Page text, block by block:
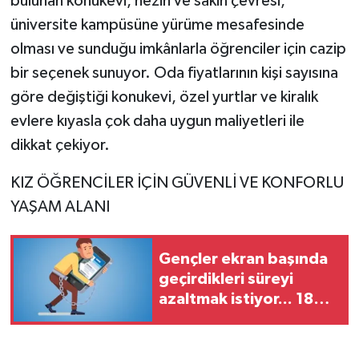
üniversite kampüsüne yürüme mesafesinde
olması ve sunduğu imkânlarla öğrenciler için cazip
bir seçenek sunuyor. Oda fiyatlarının kişi sayısına
göre değiştiği konukevi, özel yurtlar ve kiralık
evlere kıyasla çok daha uygun maliyetleri ile
dikkat çekiyor.
KIZ ÖĞRENCİLER İÇİN GÜVENLİ VE KONFORLU
YAŞAM ALANI
Gençler ekran başında
geçirdikleri süreyi
azaltmak istiyor... 18